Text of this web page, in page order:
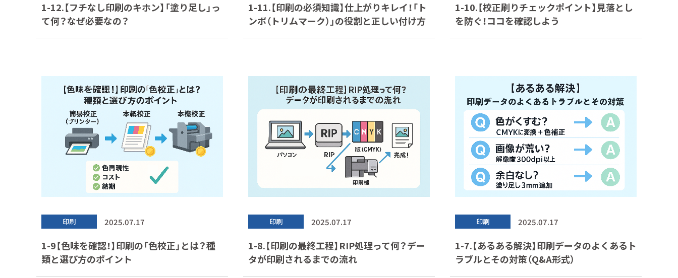
1-12.【フチなし印刷のキホン】「塗り足し」っ
て何？なぜ必要なの？
1-11.【印刷の必須知識】仕上がりキレイ！「ト
ンボ（トリムマーク）」の役割と正しい付け方
1-10.【校正刷りチェックポイント】見落とし
を防ぐ！ココを確認しよう
印刷 2025.07.17
1-9【色味を確認！】印刷の「色校正」とは？種
類と選び方のポイント
印刷 2025.07.17
1-8.【印刷の最終工程】RIP処理って何？デー
タが印刷されるまでの流れ
印刷 2025.07.17
1-7.【あるある解決】印刷データのよくあるト
ラブルとその対策（Q&A形式）